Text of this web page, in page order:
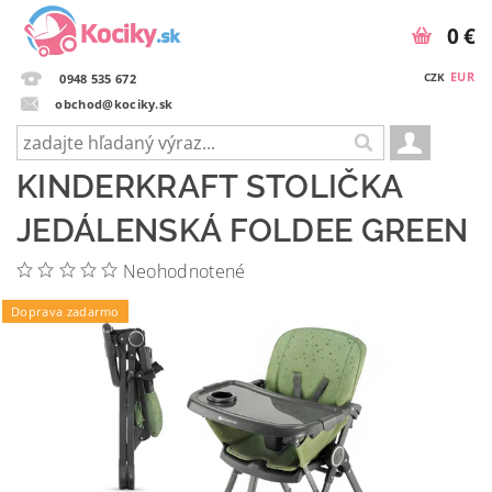
0948 535 672
obchod@kociky.sk
CZK EUR
0 €
KINDERKRAFT STOLIČKA
JEDÁLENSKÁ FOLDEE GREEN
Neohodnotené
Doprava zadarmo